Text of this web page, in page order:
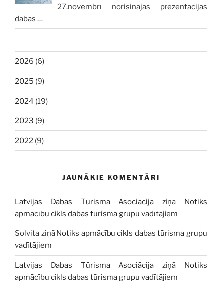
27.novembrī norisinājās prezentācijās
dabas …
2026 (6)
2025 (9)
2024 (19)
2023 (9)
2022 (9)
JAUNĀKIE KOMENTĀRI
Latvijas Dabas Tūrisma Asociācija ziņā Notiks
apmācību cikls dabas tūrisma grupu vadītājiem
Solvita ziņā Notiks apmācību cikls dabas tūrisma grupu
vadītājiem
Latvijas Dabas Tūrisma Asociācija ziņā Notiks
apmācību cikls dabas tūrisma grupu vadītājiem